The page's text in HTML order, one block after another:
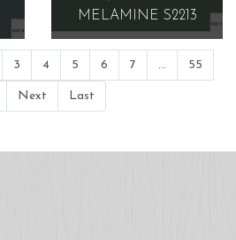
MELAMINE S2213
3 4 5 6 7 ... 55
Next Last